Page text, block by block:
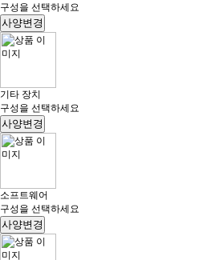
구성을 선택하세요
사양변경
기타 장치
구성을 선택하세요
사양변경
소프트웨어
구성을 선택하세요
사양변경